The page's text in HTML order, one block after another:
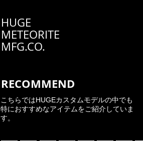
HUGE
METEORITE
MFG.CO.
RECOMMEND
こちらではHUGEカスタムモデルの中でも
特におすすめなアイテムをご紹介していま
す。